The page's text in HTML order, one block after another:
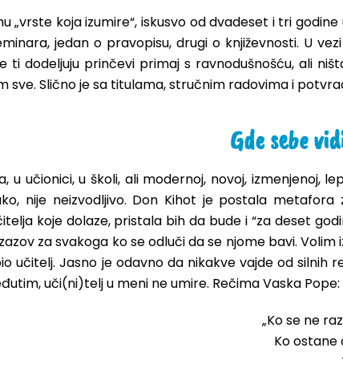
„vrste koja izumire“, iskusvo od dvadeset i tri
jedan o pravopisu, drugi o književnosti. U
ti dodeljuju prinčevi primaj s ravnodušnošću, ali
sve. Slično je sa titulama, stručnim radovima i
Gde sebe
u učionici, u školi, ali modernoj, novoj, izmenjenoj,
nije neizvodljivo. Don Kihot je postala
koje dolaze, pristala bih da bude i “za deset
za svakoga ko se odluči da se njome bavi.
učitelj. Jasno je odavno da nikakve vajde od
uči(ni)telj u meni ne umire. Rečima Vaska Pope:
„Ko se ne
Ko